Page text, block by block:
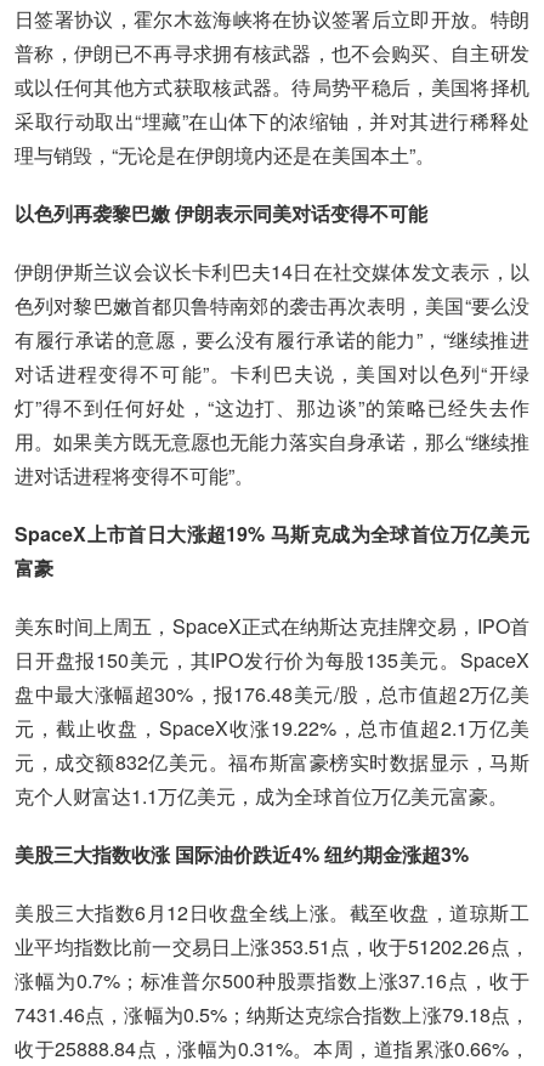
日签署协议，霍尔木兹海峡将在协议签署后立即开放。特朗
普称，伊朗已不再寻求拥有核武器，也不会购买、自主研发
或以任何其他方式获取核武器。待局势平稳后，美国将择机
采取行动取出“埋藏”在山体下的浓缩铀，并对其进行稀释处
理与销毁，“无论是在伊朗境内还是在美国本土”。
以色列再袭黎巴嫩 伊朗表示同美对话变得不可能
伊朗伊斯兰议会议长卡利巴夫14日在社交媒体发文表示，以
色列对黎巴嫩首都贝鲁特南郊的袭击再次表明，美国“要么没
有履行承诺的意愿，要么没有履行承诺的能力”，“继续推进
对话进程变得不可能”。卡利巴夫说，美国对以色列“开绿
灯”得不到任何好处，“这边打、那边谈”的策略已经失去作
用。如果美方既无意愿也无能力落实自身承诺，那么“继续推
进对话进程将变得不可能”。
SpaceX上市首日大涨超19% 马斯克成为全球首位万亿美元
富豪
美东时间上周五，SpaceX正式在纳斯达克挂牌交易，IPO首
日开盘报150美元，其IPO发行价为每股135美元。SpaceX
盘中最大涨幅超30%，报176.48美元/股，总市值超2万亿美
元，截止收盘，SpaceX收涨19.22%，总市值超2.1万亿美
元，成交额832亿美元。福布斯富豪榜实时数据显示，马斯
克个人财富达1.1万亿美元，成为全球首位万亿美元富豪。
美股三大指数收涨 国际油价跌近4% 纽约期金涨超3%
美股三大指数6月12日收盘全线上涨。截至收盘，道琼斯工
业平均指数比前一交易日上涨353.51点，收于51202.26点，
涨幅为0.7%；标准普尔500种股票指数上涨37.16点，收于
7431.46点，涨幅为0.5%；纳斯达克综合指数上涨79.18点，
收于25888.84点，涨幅为0.31%。本周，道指累涨0.66%，